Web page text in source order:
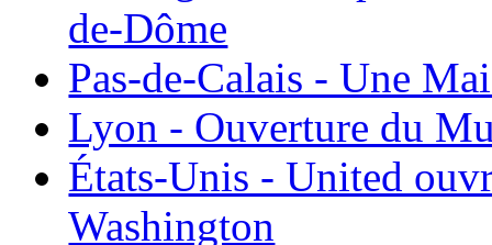
de-Dôme
Pas-de-Calais - Une
Lyon - Ouverture du
États-Unis - United
Washington